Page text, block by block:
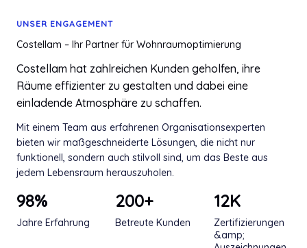
UNSER ENGAGEMENT
Costellam – Ihr Partner für Wohnraumoptimierung
Costellam hat zahlreichen Kunden geholfen, ihre
Räume effizienter zu gestalten und dabei eine
einladende Atmosphäre zu schaffen.
Mit einem Team aus erfahrenen Organisationsexperten
bieten wir maßgeschneiderte Lösungen, die nicht nur
funktionell, sondern auch stilvoll sind, um das Beste aus
jedem Lebensraum herauszuholen.
98%
Jahre Erfahrung
200+
Betreute Kunden
12K
Zertifizierungen
&amp;